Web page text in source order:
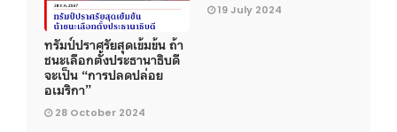
ทรัมป์ปราศรัยสุดเข้มข้น ถ้า
ชนะเลือกตั้งประธานาธิบดี
จะเป็น “การปลดปล่อย
อเมริกา”
28 October 2024
19 July 2024